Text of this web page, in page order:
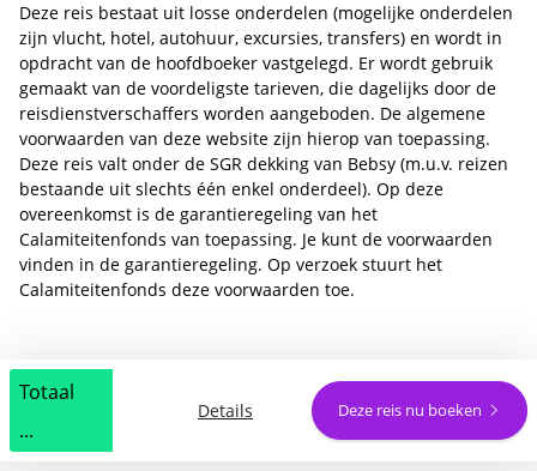
Deze reis bestaat uit losse onderdelen (mogelijke onderdelen
zijn vlucht, hotel, autohuur, excursies, transfers) en wordt in
opdracht van de hoofdboeker vastgelegd. Er wordt gebruik
gemaakt van de voordeligste tarieven, die dagelijks door de
reisdienstverschaffers worden aangeboden. De algemene
voorwaarden van deze website zijn hierop van toepassing.
Deze reis valt onder de SGR dekking van Bebsy (m.u.v. reizen
bestaande uit slechts één enkel onderdeel). Op deze
overeenkomst is de garantieregeling van het
Calamiteitenfonds van toepassing. Je kunt de voorwaarden
vinden in de garantieregeling. Op verzoek stuurt het
Calamiteitenfonds deze voorwaarden toe.
Totaal
...
Details Deze reis nu boeken